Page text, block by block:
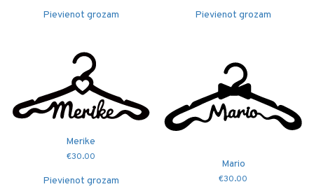
Pievienot grozam Pievienot grozam
Merike
€30.00
Pievienot grozam
Mario
€30.00